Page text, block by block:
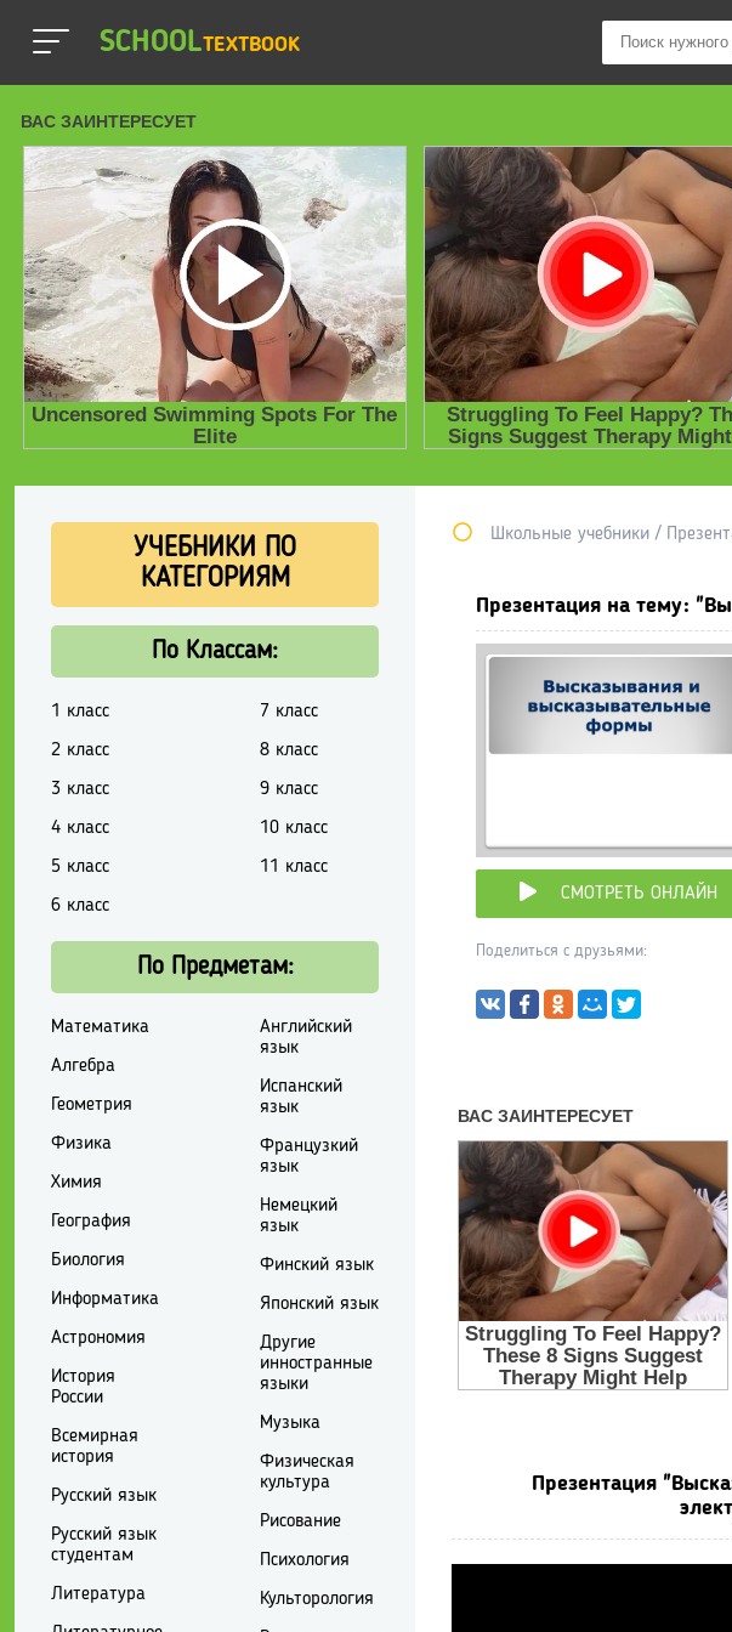
SCHOOLTEXTBOOK
Школьные учебники /
Презентация на тему:
СМОТРЕТЬ ОНЛАЙН
Поделиться с друзьями:
Презентация
УЧЕБНИКИ ПО
КАТЕГОРИЯМ
По Классам:
1 класс
2 класс
3 класс
4 класс
5 класс
6 класс
7 класс
8 класс
9 класс
10 класс
11 класс
По Предметам:
Математика
Алгебра
Геометрия
Физика
Химия
География
Биология
Информатика
Астрономия
История
России
Всемирная
история
Русский язык
Русский язык
студентам
Литература
Английский
язык
Испанский
язык
Французкий
язык
Немецкий
язык
Финский язык
Японский язык
Другие
инностранные
языки
Музыка
Физическая
культура
Рисование
Психология
Культорология